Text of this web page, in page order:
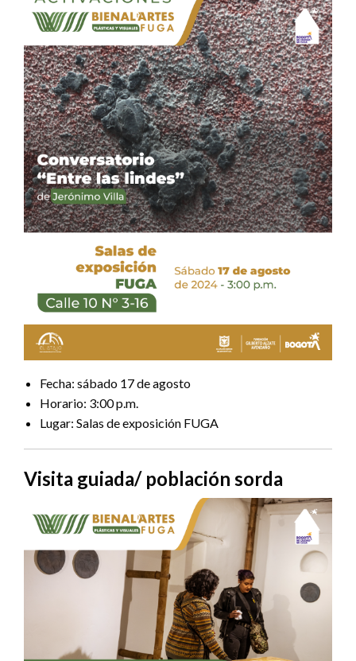
Fecha: sábado 17 de agosto
Horario: 3:00 p.m.
Lugar: Salas de exposición FUGA
Visita guiada/ población sorda